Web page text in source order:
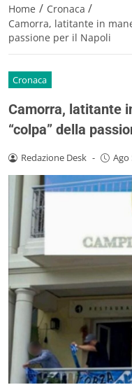
Home / Cronaca /
Camorra, latitante in
passione per il Napoli
Cronaca
Camorra, latitante
“colpa” della
Redazione Desk - Ago